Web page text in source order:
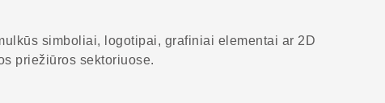
simboliai, logotipai, grafiniai elementai ar 2D
priežiūros sektoriuose.